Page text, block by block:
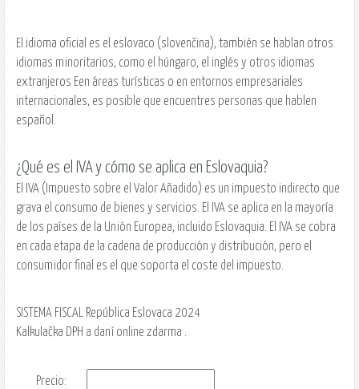
El idioma oficial es el eslovaco (slovenčina), también se hablan otros
idiomas minoritarios, como el húngaro, el inglés y otros idiomas
extranjeros Een áreas turísticas o en entornos empresariales
internacionales, es posible que encuentres personas que hablen
español.
¿Qué es el IVA y cómo se aplica en Eslovaquia?
El IVA (Impuesto sobre el Valor Añadido) es un impuesto indirecto que
grava el consumo de bienes y servicios. El IVA se aplica en la mayoría
de los países de la Unión Europea, incluido Eslovaquia. El IVA se cobra
en cada etapa de la cadena de producción y distribución, pero el
consumidor final es el que soporta el coste del impuesto.
SISTEMA FISCAL República Eslovaca 2024
Kalkulačka DPH a daní online zdarma .
Precio: